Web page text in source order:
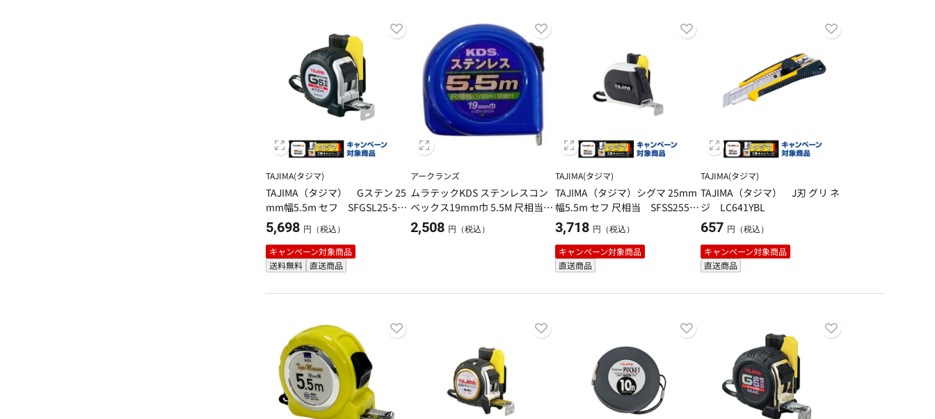
TAJIMA(タジマ)
TAJIMA（タジマ） Gステン 25
mm幅5.5m セフ SFGSL25-55B
L
5,698 円（税込）
キャンペーン対象商品
送料無料
直送商品
アークランズ
ムラテックKDS ステンレスコン
ベックス19mm巾 5.5M 尺相当目
盛付 ESS19-55SSA
2,508 円（税込）
TAJIMA(タジマ)
TAJIMA（タジマ）シグマ 25mm
幅5.5m セフ 尺相当 SFSS2555
S
3,718 円（税込）
キャンペーン対象商品
直送商品
TAJIMA(タジマ)
TAJIMA（タジマ） J刃 グリ ネ
ジ LC641YBL
657 円（税込）
キャンペーン対象商品
直送商品